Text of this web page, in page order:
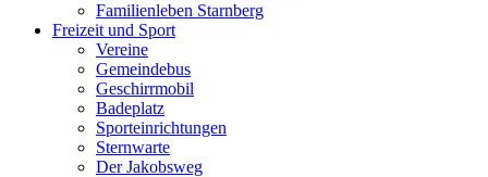
Familienleben Starnberg
Freizeit und Sport
Vereine
Gemeindebus
Geschirrmobil
Badeplatz
Sporteinrichtungen
Sternwarte
Der Jakobsweg